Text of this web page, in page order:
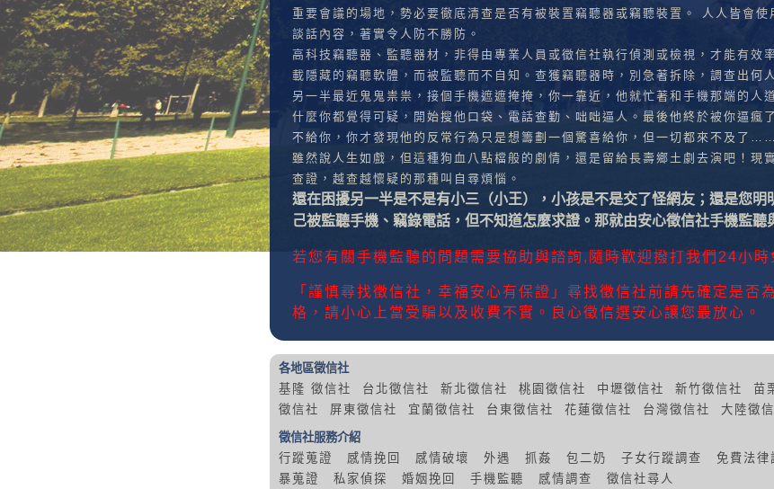
重要會議的場地，勢必要徹底清查是否有被裝置竊聽器或竊聽裝置。 人人皆會
談話內容，著實令人防不勝防。
高科技竊聽器、監聽器材，非得由專業人員或徵信社執行偵測或檢視，才能有
載隱藏的竊聽軟體，而被監聽而不自知。查獲竊聽器時，別急著拆除，調查出何
另一半最近鬼鬼祟祟，接個手機遮遮掩掩，你一靠近，他就忙著和手機那端的
什麼你都覺得可疑，開始搜他口袋、電話查勤、咄咄逼人。最後他終於被你逼
不給你，你才發現他的反常行為只是想籌劃一個驚喜給你，但一切都來不及了……
雖然說人生如戲，但這種狗血八點檔般的劇情，還是留給長壽鄉土劇去演吧！
查證，越查越懷疑的那種叫自尋煩惱。
還在困擾另一半是不是有小三（小王），小孩是不是交了怪網友；還是您
己被監聽手機、竊錄電話，但不知道怎麼求證。那就由安心徵信社手機監
若您有關手機監聽的問題需要協助與諮詢,隨時歡迎撥打我們24小
「謹慎尋找徵信社，幸福安心有保證」尋找徵信社前請先確定是
格，請小心上當受騙以及收費不實。良心徵信選安心讓您最放心。
各地區徵信社
基隆 徵信社
台北徵信社 新北徵信社 桃園徵信社 中壢徵信社 新竹徵信社 苗
徵信社
屏東徵信社 宜蘭徵信社 台東徵信社 花蓮徵信社 台灣徵信社 大陸徵
徵信社服務介紹
行蹤蒐證
感情挽回 感情破壞 外遇 抓姦 包二奶 子女行蹤調查 免費法律
暴蒐證
私家偵探 婚姻挽回 手機監聽 感情調查 徵信社尋人